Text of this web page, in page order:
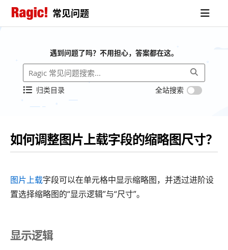
常见问题
遇到问题了吗？不用担心，答案都在这。
归类目录 全站搜索
如何调整图片上载字段的缩略图尺寸？
图片上载字段可以在单元格中显示缩略图，并透过进阶设
置选择缩略图的“显示逻辑”与“尺寸”。
显示逻辑